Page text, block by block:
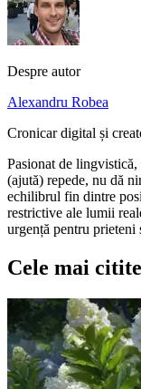
Despre autor
Alexandru Robea
Cronicar digital și
Pasionat de
(ajută) repede, nu dă
echilibrul fin dintre
restrictive ale lumii
urgență pentru prieteni
Cele mai